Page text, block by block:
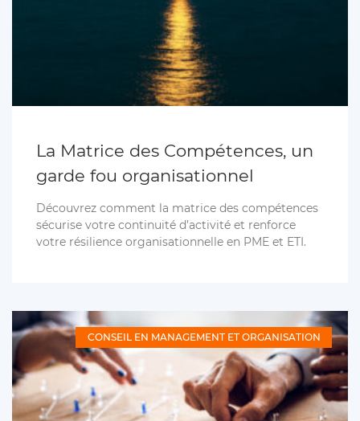
La Matrice des Compétences, un
garde fou organisationnel
Découvrez comment la matrice des compétences
sécurise votre continuité d’activité et renforce
votre résilience organisationnelle en PME et ETI.
CONSEIL EN MANAGEMENT ET ORGANISATION